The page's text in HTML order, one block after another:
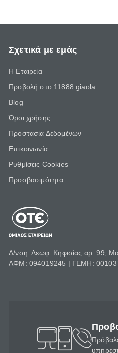
Σχετικά με εμάς
Η Εταιρεία
Προβολή στο 11888 giaola
Blog
Όροι χρήσης
Προστασία Δεδομένων
Επικοινωνία
Ρυθμίσεις Cookies
Προσβασιμότητα
Δ/νση: Λεωφ. Κηφισίας αρ. 99,
ΑΦΜ: 094019245 | ΓΕΜΗ: